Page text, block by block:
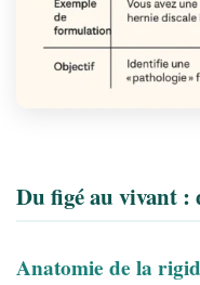
Du figé au vivant :
Anatomie de la